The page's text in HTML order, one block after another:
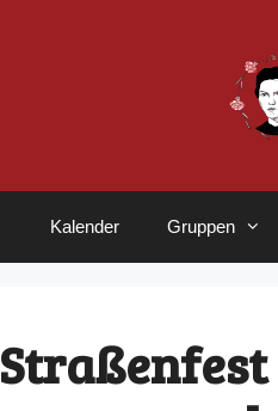
Kalender Gruppen
Straßenfest